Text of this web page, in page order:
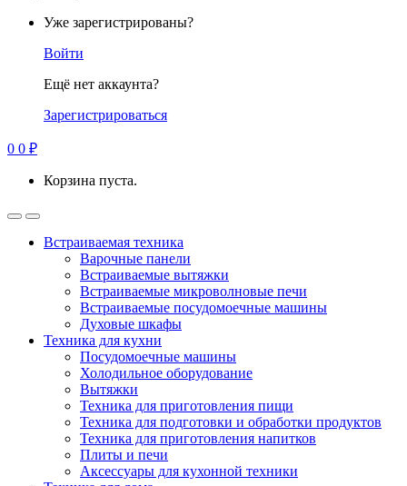
Уже зарегистрированы?
Войти
Ещё нет аккаунта?
Зарегистрироваться
0 0 ₽
Корзина пуста.
Встраиваемая техника
Варочные панели
Встраиваемые вытяжки
Встраиваемые микроволновые печи
Встраиваемые посудомоечные машины
Духовые шкафы
Техника для кухни
Посудомоечные машины
Холодильное оборудование
Вытяжки
Техника для приготовления пищи
Техника для подготовки и обработки продуктов
Техника для приготовления напитков
Плиты и печи
Аксессуары для кухонной техники